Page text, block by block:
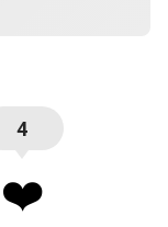
4
❤️